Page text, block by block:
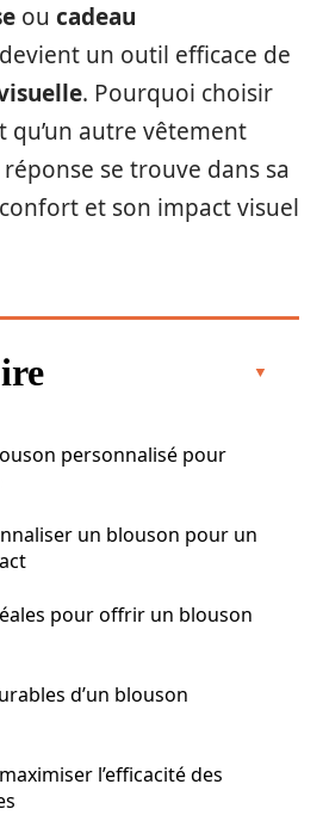
ou cadeau
un outil efficace de
. Pourquoi choisir
autre vêtement
se trouve dans sa
et son impact visuel
personnalisé pour
un blouson pour un
pour offrir un blouson
d’un blouson
l’efficacité des